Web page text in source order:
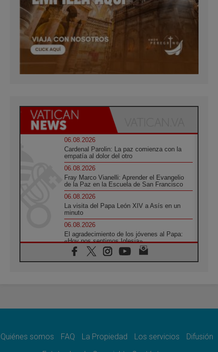
06.08.2026
Cardenal Parolin: La paz comienza con la
empatía al dolor del otro
06.08.2026
Fray Marco Vianelli: Aprender el Evangelio
de la Paz en la Escuela de San Francisco
06.08.2026
La visita del Papa León XIV a Asís en un
minuto
06.08.2026
El agradecimiento de los jóvenes al Papa:
«Hoy nos sentimos Iglesia»
06.08.2026
Líbano: Reanudan los coloquios en Roma en
paz
Quiénes somos FAQ La Propiedad Los servicios
Difusión